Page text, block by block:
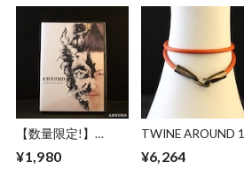
ト ペリドット天然
石 人工パール Take
the bait
【数量限定!】
Collection2014 （復
¥1,980
TWINE AROUND 1
¥6,264